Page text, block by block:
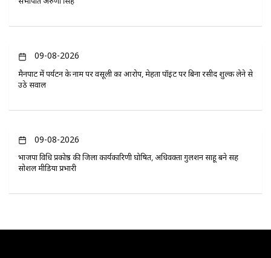
09-08-2026
मैनपाट में पर्यटन के नाम पर वसूली का आरोप, मेहता पॉइंट पर बिना रसीद शुल्क लेने से
उठे सवाल
09-08-2026
भाजपा विधि प्रकोष्ठ की जिला कार्यकारिणी घोषित, अधिवक्ता गुलशन साहू बने सह
सोशल मीडिया प्रभारी